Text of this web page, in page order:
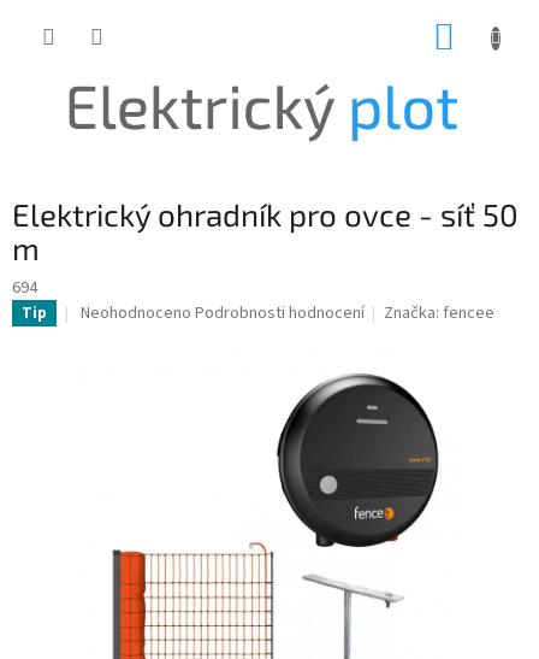
Elektrický ohradník pro ovce - síť 50
m
694
Tip
Průměrné
Neohodnoceno Podrobnosti hodnocení Značka:fencee